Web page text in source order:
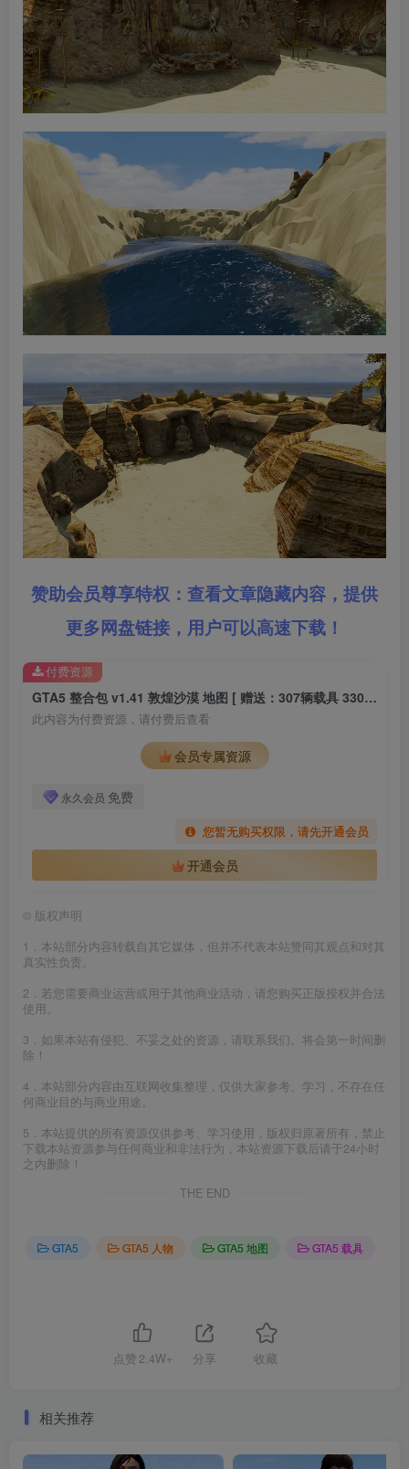
赞助会员尊享特权：查看文章隐藏内容，提供
更多网盘链接，用户可以高速下载！
GTA5 整合包 v1.41 敦煌沙漠 地图 [ 赠送：307辆载具 330位人物 ] MOD 模组 亲测可用 小白一键覆盖版【19.5GB】
此内容为付费资源，请付费后查看
会员专属资源
永久会员 免费
您暂无购买权限，请先开通会员
开通会员
付费资源
© 版权声明
1．本站部分内容转载自其它媒体，但并不代表本站赞同其观点和对其
真实性负责。
2．若您需要商业运营或用于其他商业活动，请您购买正版授权并合法
使用。
3．如果本站有侵犯、不妥之处的资源，请联系我们。将会第一时间删
除！
4．本站部分内容由互联网收集整理，仅供大家参考、学习，不存在任
何商业目的与商业用途。
5．本站提供的所有资源仅供参考、学习使用，版权归原著所有，禁止
下载本站资源参与任何商业和非法行为，本站资源下载后请于24小时
之内删除！
THE END
GTA5 GTA5 人物 GTA5 地图 GTA5 载具
点赞 2.4W+ 分享 收藏
相关推荐